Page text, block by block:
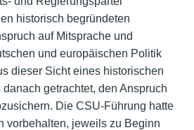
historisch begründeten
auf Mitsprache und
und europäischen Politik
dieser Sicht eines historischen
getrachtet, den Anspruch
Die CSU-Führung hatte
vorbehalten, jeweils zu Beginn